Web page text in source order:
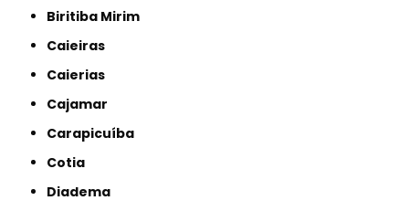
Biritiba Mirim
Caieiras
Caierias
Cajamar
Carapicuíba
Cotia
Diadema